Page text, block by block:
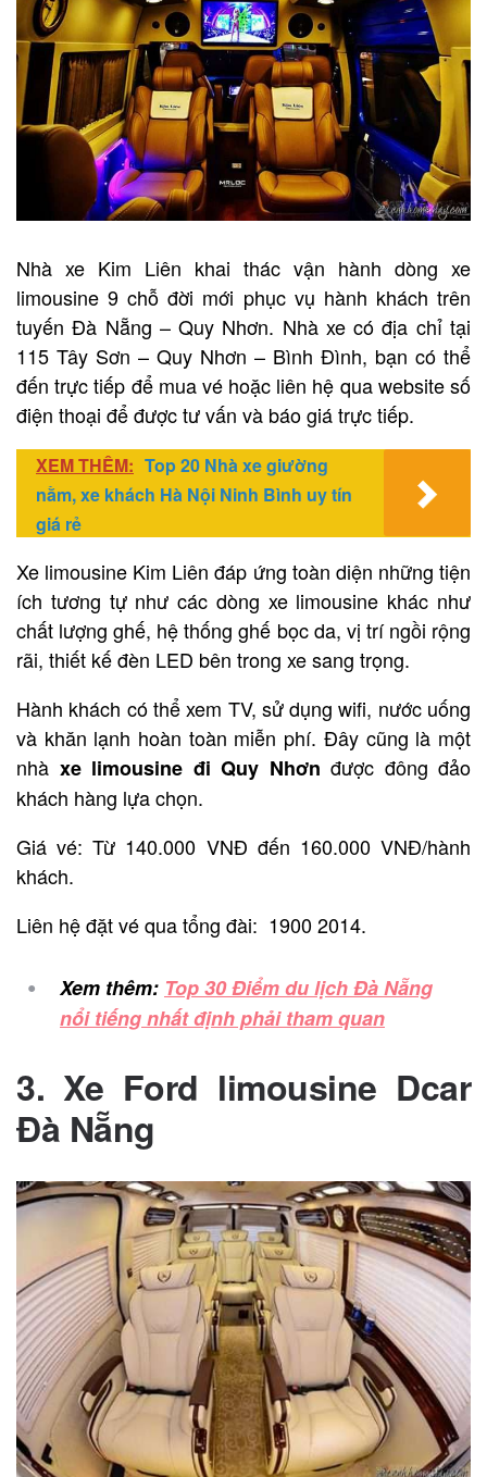
Nhà xe Kim Liên khai thác vận hành dòng xe
limousine 9 chỗ đời mới phục vụ hành khách trên
tuyến Đà Nẵng – Quy Nhơn. Nhà xe có địa chỉ tại
115 Tây Sơn – Quy Nhơn – Bình Đình, bạn có thể
đến trực tiếp để mua vé hoặc liên hệ qua website số
điện thoại để được tư vấn và báo giá trực tiếp.
XEM THÊM: Top 20 Nhà xe giường
nằm, xe khách Hà Nội Ninh Bình uy tín
giá rẻ
Xe limousine Kim Liên đáp ứng toàn diện những tiện
ích tương tự như các dòng xe limousine khác như
chất lượng ghế, hệ thống ghế bọc da, vị trí ngồi rộng
rãi, thiết kế đèn LED bên trong xe sang trọng.
Hành khách có thể xem TV, sử dụng wifi, nước uống
và khăn lạnh hoàn toàn miễn phí. Đây cũng là một
nhà xe limousine đi Quy Nhơn được đông đảo
khách hàng lựa chọn.
Giá vé: Từ 140.000 VNĐ đến 160.000 VNĐ/hành
khách.
Liên hệ đặt vé qua tổng đài: 1900 2014.
Xem thêm: Top 30 Điểm du lịch Đà Nẵng
nổi tiếng nhất định phải tham quan
3. Xe Ford limousine Dcar
Đà Nẵng